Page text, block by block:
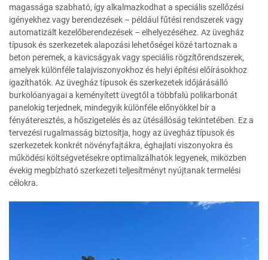
magassága szabható, így alkalmazkodhat a speciális szellőzési
igényekhez vagy berendezések – például fűtési rendszerek vagy
automatizált kezelőberendezések – elhelyezéséhez. Az üvegház
típusok és szerkezetek alapozási lehetőségei közé tartoznak a
beton peremek, a kavicságyak vagy speciális rögzítőrendszerek,
amelyek különféle talajviszonyokhoz és helyi építési előírásokhoz
igazíthatók. Az üvegház típusok és szerkezetek időjárásálló
burkolóanyagai a keményített üvegtől a többfalú polikarbonát
panelokig terjednek, mindegyik különféle előnyökkel bír a
fényáteresztés, a hőszigetelés és az ütésállóság tekintetében. Ez a
tervezési rugalmasság biztosítja, hogy az üvegház típusok és
szerkezetek konkrét növényfajtákra, éghajlati viszonyokra és
működési költségvetésekre optimalizálhatók legyenek, miközben
évekig megbízható szerkezeti teljesítményt nyújtanak termelési
célokra.